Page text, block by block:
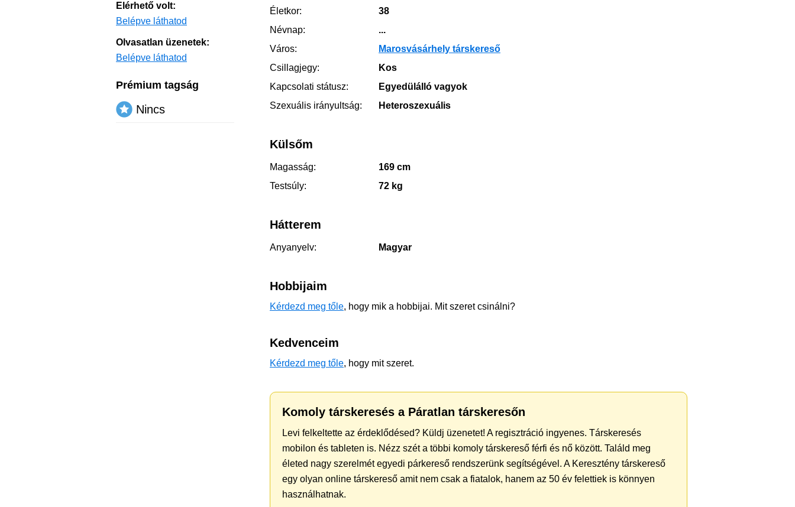
Életkor:
38
Névnap:
...
Város:
Marosvásárhely társkereső
Csillagjegy:
Kos
Kapcsolati státusz:
Egyedülálló vagyok
Szexuális irányultság:
Heteroszexuális
Külsőm
Magasság:
169 cm
Testsúly:
72 kg
Hátterem
Anyanyelv: Magyar
Hobbijaim
Kérdezd meg tőle, hogy mik a hobbijai. Mit szeret csinálni?
Kedvenceim
Kérdezd meg tőle, hogy mit szeret.
Komoly társkeresés a Páratlan társkeresőn
Levi felkeltette az érdeklődésed? Küldj üzenetet! A regisztráció ingyenes. Társkeresés
mobilon és tableten is. Nézz szét a többi komoly társkereső férfi és nő között. Találd meg
életed nagy szerelmét egyedi párkereső rendszerünk segítségével. A Keresztény társkereső
egy olyan online társkereső amit nem csak a fiatalok, hanem az 50 év felettiek is könnyen
használhatnak.
Elérhető volt:
Belépve láthatod
Olvasatlan üzenetek:
Belépve láthatod
Prémium tagság
Nincs